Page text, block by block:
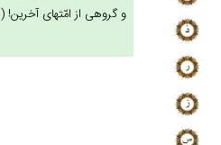
و گروهى از امّتهاى آخرين! (40)